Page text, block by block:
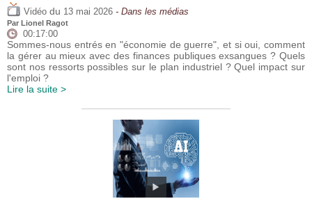
Vidéo du 13 mai 2026 - Dans les médias
Par Lionel Ragot
00:17:00
Sommes-nous entrés en "économie de guerre", et si oui, comment
la gérer au mieux avec des finances publiques exsangues ? Quels
sont nos ressorts possibles sur le plan industriel ? Quel impact sur
l'emploi ?
Lire la suite >